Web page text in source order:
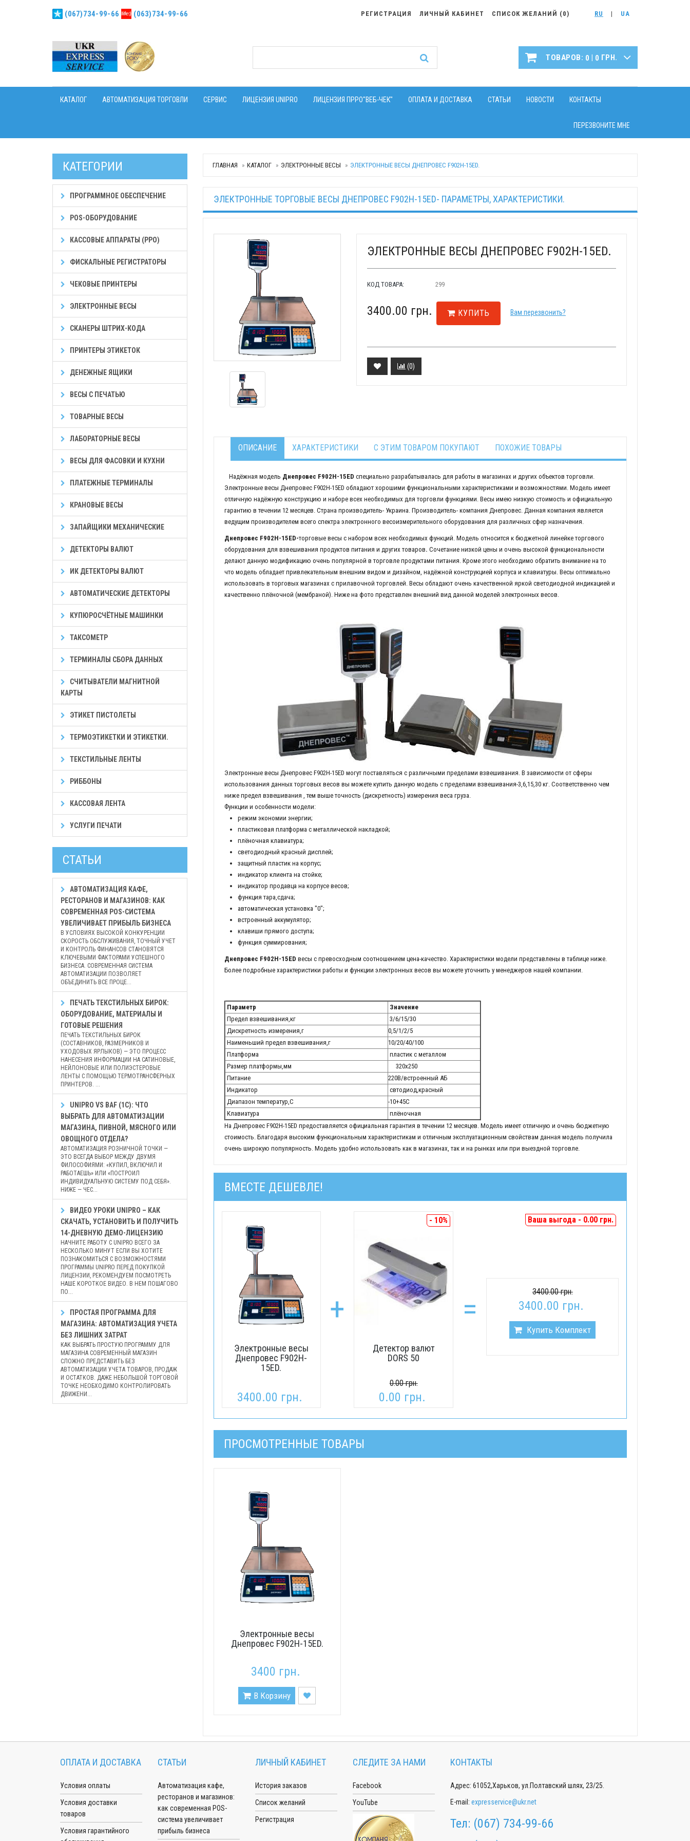
(067)734-99-66 (063)734-99-66 UA
|
RU
СПИСОК ЖЕЛАНИЙ (0)
ЛИЧНЫЙ КАБИНЕТ
РЕГИСТРАЦИЯ
ТОВАРОВ: 0 | 0 ГРН.
КАТАЛОГ АВТОМАТИЗАЦИЯ ТОРГОВЛИ СЕРВИС ЛИЦЕНЗИЯ UNIPRO ЛИЦЕНЗИЯ ПРРО"ВЕБ-ЧЕК" ОПЛАТА И ДОСТАВКА СТАТЬИ НОВОСТИ КОНТАКТЫ
ПЕРЕЗВОНИТЕ МНЕ
ГЛАВНАЯ КАТАЛОГ ЭЛЕКТРОННЫЕ ВЕСЫ ЭЛЕКТРОННЫЕ ВЕСЫ ДНЕПРОВЕС F902H-15ED.
ЭЛЕКТРОННЫЕ ТОРГОВЫЕ ВЕСЫ ДНЕПРОВЕС F902H-15ED- ПАРАМЕТРЫ, ХАРАКТЕРИСТИКИ.
ЭЛЕКТРОННЫЕ ВЕСЫ ДНЕПРОВЕС F902H-15ED.
КОД ТОВАРА: 299
3400.00 грн. КУПИТЬ Вам перезвонить?
(0)
ОПИСАНИЕ ХАРАКТЕРИСТИКИ С ЭТИМ ТОВАРОМ ПОКУПАЮТ ПОХОЖИЕ ТОВАРЫ
Надёжная модель Днепровес F902H-15ED специально разрабатывалась для работы в магазинах и других объектов торговли.
Электронные весы Днепровес F902H-15ED обладают хорошими функциональными характеристиками и возможностями. Модель имеет
отличную надёжную конструкцию и наборе всех необходимых для торговли функциями. Весы имею низкую стоимость и официальную
гарантию в течении 12 месяцев. Страна производитель- Украина. Производитель- компания Днепровес. Данная компания является
ведущим производителем всего спектра электронного весоизмерительного оборудования для различных сфер назначения.
Днепровес F902H-15ED-торговые весы с набором всех необходимых функций. Модель относится к бюджетной линейке торгового
оборудования для взвешивания продуктов питания и других товаров. Сочетание низкой цены и очень высокой функциональности
делают данную модификацию очень популярной в торговле продуктами питания. Кроме этого необходимо обратить внимание на то
что модель обладает привлекательным внешним видом и дизайном, надёжной конструкцией корпуса и клавиатуры. Весы оптимально
использовать в торговых магазинах с прилавочной торговлей. Весы обладают очень качественной яркой светодиодной индикацией и
качественно плёночной (мембраной). Ниже на фото представлен внешний вид данной моделей электронных весов.
Электронные весы Днепровес F902H-15ED могут поставляться с различными пределами взвешивания. В зависимости от сферы
использования данных торговых весов вы можете купить данную модель с пределами взвешивания-3,6,15,30 кг. Соответственно чем
ниже предел взвешивания , тем выше точность (дискретность) измерения веса груза.
Функции и особенности модели:
режим экономии энергии;
пластиковая платформа с металлической накладкой;
плёночная клавиатура;
светодиодный красный дисплей;
защитный пластик на корпус;
индикатор клиента на стойке;
индикатор продавца на корпусе весов;
функция тара,сдача;
автоматическая установка "0";
встроенный аккумулятор;
клавиши прямого доступа;
функция суммирования;
Днепровес F902H-15ED весы с превосходным соотношением цена-качество. Характеристики модели представлены в таблице ниже.
Более подробные характеристики работы и функции электронных весов вы можете уточнить у менеджеров нашей компании.
Параметр
Значение
Предел взвешивания,кг
3/6/15/30
Дискретность измерения,г
0,5/1/2/5
Наименьший предел взвешивания,г
10/20/40/100
Платформа
пластик с металлом
Размер платформы,мм
320х250
Питание
220В/встроенный АБ
Индикатор
свтодиод,красный
Диапазон температур,С
-10+45С
Клавиатура
плёночная
На Днепровес F902H-15ED предоставляется официальная гарантия в течении 12 месяцев. Модель имеет отличную и очень бюджетную
стоимость. Благодаря высоким функциональным характеристикам и отличным эксплуатационным свойствам данная модель получила
очень широкую популярность. Модель удобно использовать как в магазинах, так и на рынках или при выездной торговле.
ВМЕСТЕ ДЕШЕВЛЕ!
Электронные весы
Днепровес F902H-
15ED.
3400.00 грн.
+
- 10%
Детектор валют
DORS 50
0.00 грн.
0.00 грн.
=
Ваша выгода - 0.00 грн.
3400.00 грн.
3400.00 грн.
Купить Комплект
ПРОСМОТРЕННЫЕ ТОВАРЫ
Электронные весы
Днепровес F902H-15ED.
3400 грн.
В Корзину
КАТЕГОРИИ
ПРОГРАММНОЕ ОБЕСПЕЧЕНИЕ
POS-ОБОРУДОВАНИЕ
КАССОВЫЕ АППАРАТЫ (РРО)
ФИСКАЛЬНЫЕ РЕГИСТРАТОРЫ
ЧЕКОВЫЕ ПРИНТЕРЫ
ЭЛЕКТРОННЫЕ ВЕСЫ
СКАНЕРЫ ШТРИХ-КОДА
ПРИНТЕРЫ ЭТИКЕТОК
ДЕНЕЖНЫЕ ЯЩИКИ
ВЕСЫ С ПЕЧАТЬЮ
ТОВАРНЫЕ ВЕСЫ
ЛАБОРАТОРНЫЕ ВЕСЫ
ВЕСЫ ДЛЯ ФАСОВКИ И КУХНИ
ПЛАТЕЖНЫЕ ТЕРМИНАЛЫ
КРАНОВЫЕ ВЕСЫ
ЗАПАЙЩИКИ МЕХАНИЧЕСКИЕ
ДЕТЕКТОРЫ ВАЛЮТ
ИК ДЕТЕКТОРЫ ВАЛЮТ
АВТОМАТИЧЕСКИЕ ДЕТЕКТОРЫ
КУПЮРОСЧЁТНЫЕ МАШИНКИ
ТАКСОМЕТР
ТЕРМИНАЛЫ СБОРА ДАННЫХ
СЧИТЫВАТЕЛИ МАГНИТНОЙ
КАРТЫ
ЭТИКЕТ ПИСТОЛЕТЫ
ТЕРМОЭТИКЕТКИ И ЭТИКЕТКИ.
ТЕКСТИЛЬНЫЕ ЛЕНТЫ
РИББОНЫ
КАССОВАЯ ЛЕНТА
УСЛУГИ ПЕЧАТИ
СТАТЬИ
АВТОМАТИЗАЦИЯ КАФЕ,
РЕСТОРАНОВ И МАГАЗИНОВ: КАК
СОВРЕМЕННАЯ POS-СИСТЕМА
УВЕЛИЧИВАЕТ ПРИБЫЛЬ БИЗНЕСА
В УСЛОВИЯХ ВЫСОКОЙ КОНКУРЕНЦИИ
СКОРОСТЬ ОБСЛУЖИВАНИЯ, ТОЧНЫЙ УЧЕТ
И КОНТРОЛЬ ФИНАНСОВ СТАНОВЯТСЯ
КЛЮЧЕВЫМИ ФАКТОРАМИ УСПЕШНОГО
БИЗНЕСА. СОВРЕМЕННАЯ СИСТЕМА
АВТОМАТИЗАЦИИ ПОЗВОЛЯЕТ
ОБЪЕДИНИТЬ ВСЕ ПРОЦЕ...
ПЕЧАТЬ ТЕКСТИЛЬНЫХ БИРОК:
ОБОРУДОВАНИЕ, МАТЕРИАЛЫ И
ГОТОВЫЕ РЕШЕНИЯ
ПЕЧАТЬ ТЕКСТИЛЬНЫХ БИРОК
(СОСТАВНИКОВ, РАЗМЕРНИКОВ И
УХОДОВЫХ ЯРЛЫКОВ) — ЭТО ПРОЦЕСС
НАНЕСЕНИЯ ИНФОРМАЦИИ НА САТИНОВЫЕ,
НЕЙЛОНОВЫЕ ИЛИ ПОЛИЭСТЕРОВЫЕ
ЛЕНТЫ С ПОМОЩЬЮ ТЕРМОТРАНСФЕРНЫХ
ПРИНТЕРОВ. ...
UNIPRO VS BAF (1С): ЧТО
ВЫБРАТЬ ДЛЯ АВТОМАТИЗАЦИИ
МАГАЗИНА, ПИВНОЙ, МЯСНОГО ИЛИ
ОВОЩНОГО ОТДЕЛА?
АВТОМАТИЗАЦИЯ РОЗНИЧНОЙ ТОЧКИ —
ЭТО ВСЕГДА ВЫБОР МЕЖДУ ДВУМЯ
ФИЛОСОФИЯМИ: «КУПИЛ, ВКЛЮЧИЛ И
РАБОТАЕШЬ» ИЛИ «ПОСТРОИЛ
ИНДИВИДУАЛЬНУЮ СИСТЕМУ ПОД СЕБЯ».
НИЖЕ — ЧЕС...
ВИДЕО УРОКИ UNIPRO – КАК
СКАЧАТЬ, УСТАНОВИТЬ И ПОЛУЧИТЬ
14-ДНЕВНУЮ ДЕМО-ЛИЦЕНЗИЮ
НАЧНИТЕ РАБОТУ С UNIPRO ВСЕГО ЗА
НЕСКОЛЬКО МИНУТ ЕСЛИ ВЫ ХОТИТЕ
ПОЗНАКОМИТЬСЯ С ВОЗМОЖНОСТЯМИ
ПРОГРАММЫ UNIPRO ПЕРЕД ПОКУПКОЙ
ЛИЦЕНЗИИ, РЕКОМЕНДУЕМ ПОСМОТРЕТЬ
НАШЕ КОРОТКОЕ ВИДЕО. В НЕМ ПОШАГОВО
ПО...
ПРОСТАЯ ПРОГРАММА ДЛЯ
МАГАЗИНА: АВТОМАТИЗАЦИЯ УЧЕТА
БЕЗ ЛИШНИХ ЗАТРАТ
КАК ВЫБРАТЬ ПРОСТУЮ ПРОГРАММУ ДЛЯ
МАГАЗИНА СОВРЕМЕННЫЙ МАГАЗИН
СЛОЖНО ПРЕДСТАВИТЬ БЕЗ
АВТОМАТИЗАЦИИ УЧЕТА ТОВАРОВ, ПРОДАЖ
И ОСТАТКОВ. ДАЖЕ НЕБОЛЬШОЙ ТОРГОВОЙ
ТОЧКЕ НЕОБХОДИМО КОНТРОЛИРОВАТЬ
ДВИЖЕНИ...
ОПЛАТА И ДОСТАВКА
Условия оплаты
Условия доставки
товаров
Условия гарантийного
СТАТЬИ
Автоматизация кафе,
ресторанов и магазинов:
как современная POS-
система увеличивает
прибыль бизнеса
ЛИЧНЫЙ КАБИНЕТ
История заказов
Список желаний
Регистрация
СЛЕДИТЕ ЗА НАМИ
Facebook
YouTube
КОНТАКТЫ
Адрес: 61052,Харьков, ул.Полтавский шлях, 23/25.
E-mail: expresservice@ukr.net
Тел: (067) 734-99-66